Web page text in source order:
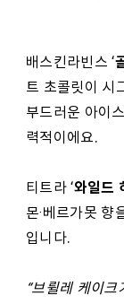
배스킨라빈스 ‘
트 초콜릿이 시
부드러운 아이
력적이에요.
티트라 ‘와일드
몬·베르가못 향
입니다.
“브륄레 케이크